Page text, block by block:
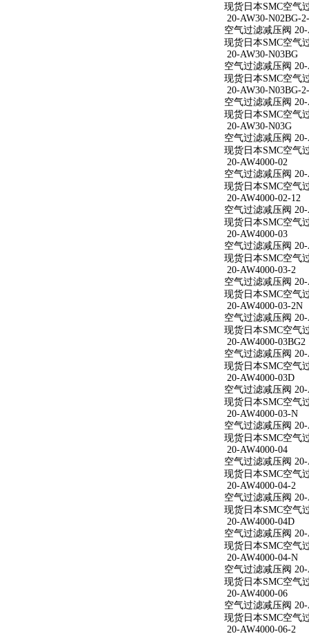
现货日本SMC空气
20-AW30-N02BG-
空气过滤减压阀
现货日本SMC空气
20-AW30-N03BG
空气过滤减压阀
现货日本SMC空气
20-AW30-N03BG-
空气过滤减压阀
现货日本SMC空气
20-AW30-N03G
空气过滤减压阀
现货日本SMC空气
20-AW4000-02
空气过滤减压阀 20-
现货日本SMC空气
20-AW4000-02-12
空气过滤减压阀 20-
现货日本SMC空气
20-AW4000-03
空气过滤减压阀 20-
现货日本SMC空气
20-AW4000-03-2
空气过滤减压阀 20-
现货日本SMC空气
20-AW4000-03-2N
空气过滤减压阀
现货日本SMC空气
20-AW4000-03BG2
空气过滤减压阀 20-
现货日本SMC空气
20-AW4000-03D
空气过滤减压阀 20-
现货日本SMC空气
20-AW4000-03-N
空气过滤减压阀
现货日本SMC空气
20-AW4000-04
空气过滤减压阀 20-
现货日本SMC空气
20-AW4000-04-2
空气过滤减压阀 20-
现货日本SMC空气
20-AW4000-04D
空气过滤减压阀 20-
现货日本SMC空气
20-AW4000-04-N
空气过滤减压阀
现货日本SMC空气
20-AW4000-06
空气过滤减压阀 20-
现货日本SMC空气
20-AW4000-06-2